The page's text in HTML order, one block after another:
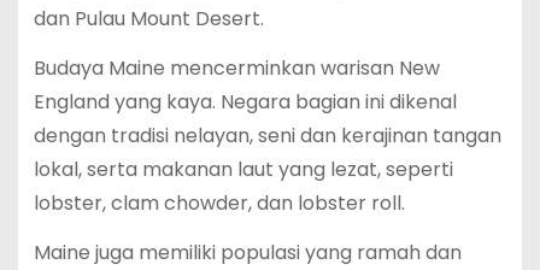
dan Pulau Mount Desert.
Budaya Maine mencerminkan warisan New
England yang kaya. Negara bagian ini dikenal
dengan tradisi nelayan, seni dan kerajinan tangan
lokal, serta makanan laut yang lezat, seperti
lobster, clam chowder, dan lobster roll.
Maine juga memiliki populasi yang ramah dan